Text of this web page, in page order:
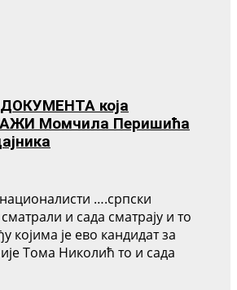
која
Момчила Перишића
….српски
и сада сматрају и то
којима је ево кандидат за
Тома Николић то и сада